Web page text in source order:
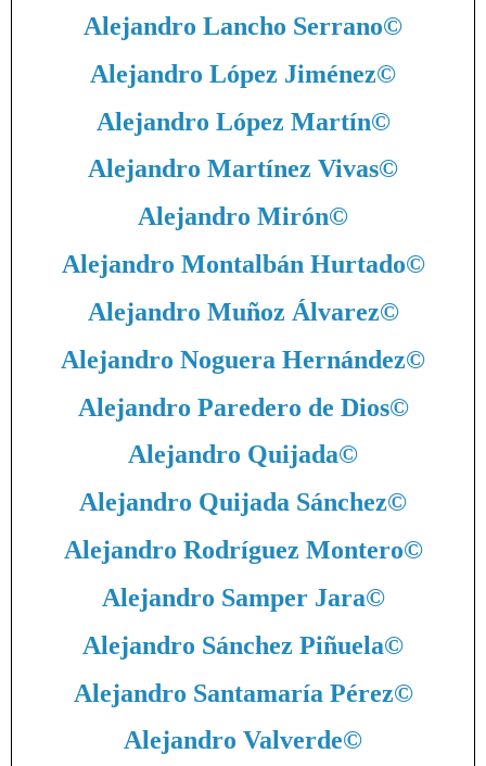
Alejandro Lancho Serrano©
Alejandro López Jiménez©
Alejandro López Martín©
Alejandro Martínez Vivas©
Alejandro Mirón©
Alejandro Montalbán Hurtado©
Alejandro Muñoz Álvarez©
Alejandro Noguera Hernández©
Alejandro Paredero de Dios©
Alejandro Quijada©
Alejandro Quijada Sánchez©
Alejandro Rodríguez Montero©
Alejandro Samper Jara©
Alejandro Sánchez Piñuela©
Alejandro Santamaría Pérez©
Alejandro Valverde©